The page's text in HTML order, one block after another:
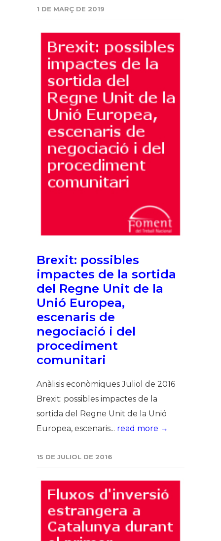
1 DE MARÇ DE 2019
Brexit: possibles
impactes de la sortida
del Regne Unit de la
Unió Europea,
escenaris de
negociació i del
procediment
comunitari
Anàlisis econòmiques Juliol de 2016
Brexit: possibles impactes de la
sortida del Regne Unit de la Unió
Europea, escenaris... read more →
15 DE JULIOL DE 2016